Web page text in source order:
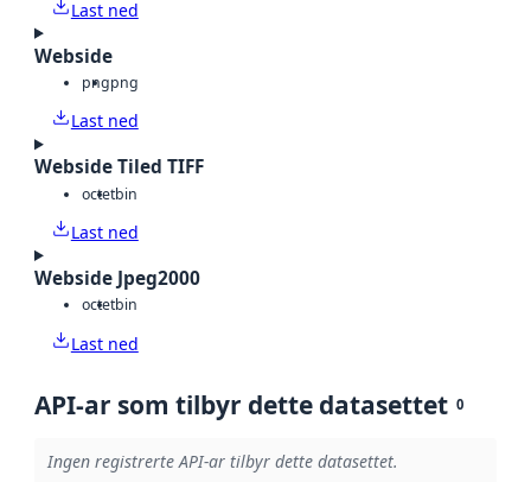
Last ned
Webside
pngpng
Last ned
Webside Tiled TIFF
octetbin
Last ned
Webside Jpeg2000
octetbin
Last ned
API-ar som tilbyr dette datasettet 0
Ingen registrerte API-ar tilbyr dette datasettet.